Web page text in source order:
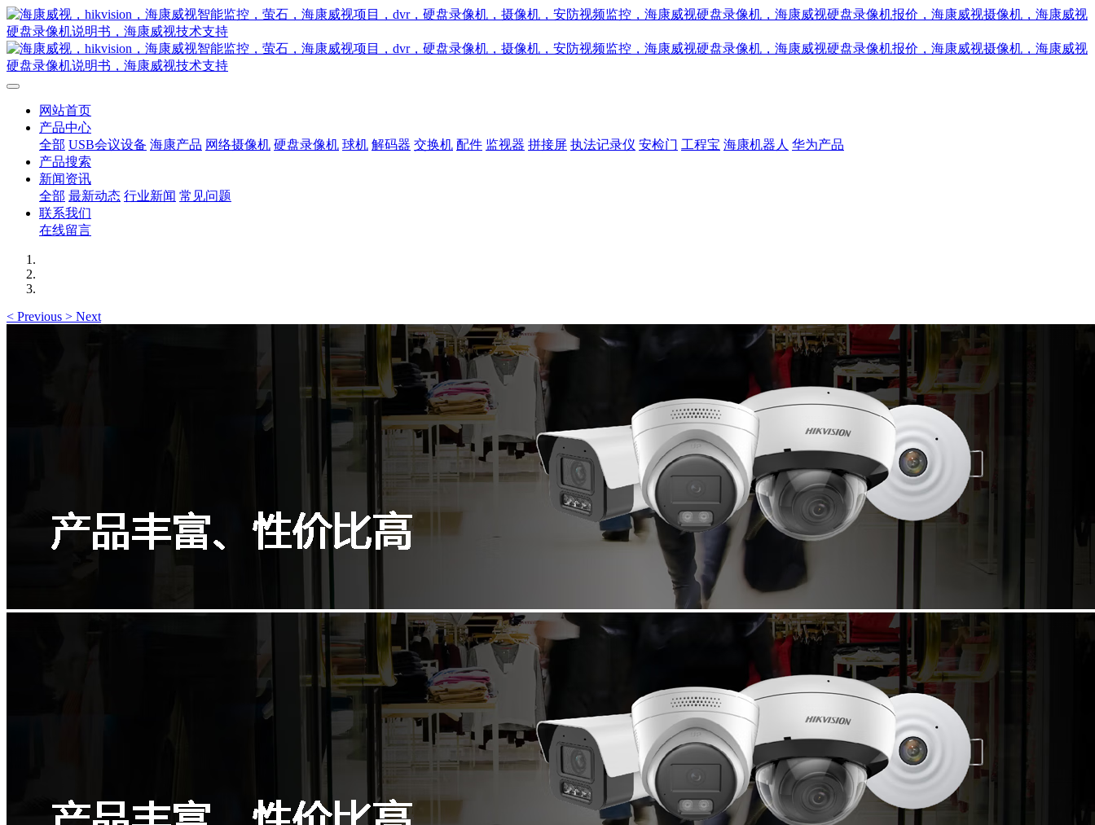
网站首页
产品中心
全部 USB会议设备 海康产品 网络摄像机 硬盘录像机 球机 解码器 交换机 配件 监视器 拼接屏 执法记录仪 安检门 工程宝 海康机器人 华为产品
产品搜索
新闻资讯
全部 最新动态 行业新闻 常见问题
联系我们
在线留言
< Previous > Next